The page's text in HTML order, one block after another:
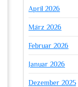
April 2026
März 2026
Februar 2026
Januar 2026
Dezember 2025